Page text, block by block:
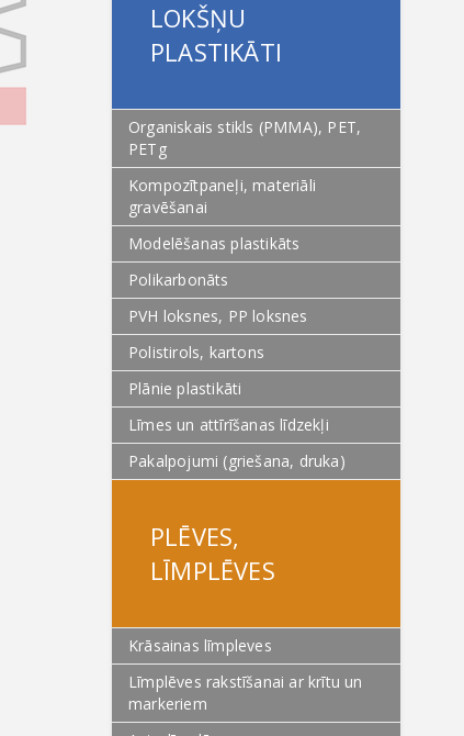
LOKŠŅU
PLASTIKĀTI
Organiskais stikls (PMMA), PET,
PETg
Kompozītpaneļi, materiāli
gravēšanai
Modelēšanas plastikāts
Polikarbonāts
PVH loksnes, PP loksnes
Polistirols, kartons
Plānie plastikāti
Līmes un attīrīšanas līdzekļi
Pakalpojumi (griešana, druka)
PLĒVES,
LĪMPLĒVES
Krāsainas līmpleves
Līmplēves rakstīšanai ar krītu un
markeriem